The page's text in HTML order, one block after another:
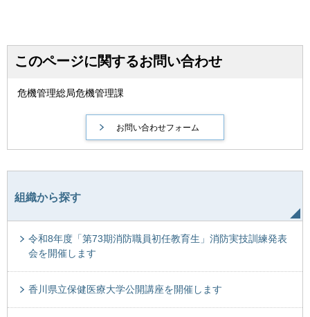
このページに関するお問い合わせ
危機管理総局危機管理課
組織から探す
令和8年度「第73期消防職員初任教育生」消防実技訓練発表
会を開催します
香川県立保健医療大学公開講座を開催します